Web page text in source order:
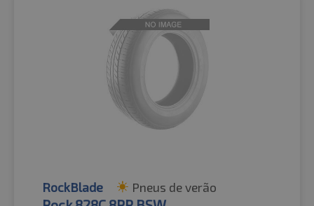
RockBlade Pneus de verão